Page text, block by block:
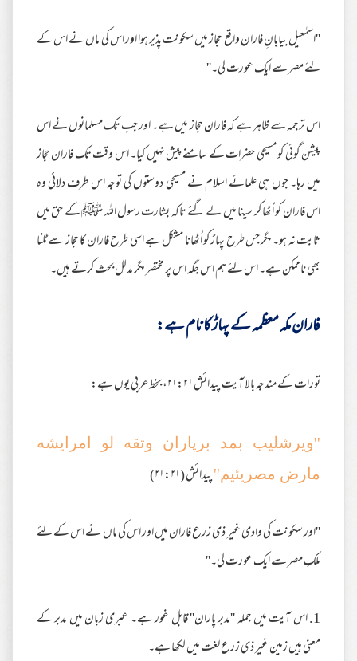
''اسمٰعیل بیابانِ فاران واقع حجاز میں سکونت پذیر ہوا اور اس کی ماں نے اس کے
لئے مصر سے ایک عورت لی۔''
اس ترجمہ سے ظاہر ہے کہ فاران حجاز میں ہے۔ اور جب تک مسلمانوں نے اس
پیشن گوئی کو مسیحی حضرات کے سامنے پیش نہیں کیا۔ اس وقت تک فاران حجاز
میں رہا۔ جوں ہی علمائے اسلام نے مسیحی دوستوں کی توجہ اس طرف دلائی وہ
اس فاران کو اُٹھا کر سینا میں لے گئے تاکہ بشارت رسول اللہ ﷺ کے حق میں
ثابت نہ ہو۔ مگر جس طرح پہاڑ کو اُٹھانا مشکل ہے اسی طرح فاران کا حجاز سے ٹلنا
بھی ناممکن ہے۔ اس لئے ہم اس جگہ اس پر مختصر مگر مدلل بحث کرتے ہیں۔
فاران مکہ معظمہ کے پہاڑ کا نام ہے:
تورات کے مندجہ بالا آیت پیدائش ۲۱:۲۱، بخط عربی یوں ہے:
''ویرشلیب بمد برپاران وتقه لو امرایشه
مارض مصریئیم''پیدائش (۲۱:۲۱)
''اور سكونت كی وادی غير ذی زرع فاران ميں اور اس كی ماں نے اس کے لئے
ملکِ مصر سے ایک عورت لی۔''
1. اس آیت میں جملہ ''مدبر پاران'' قابل غور ہے۔ عبری زبان میں مدبر کے
معنی ہیں زمین غیر ذی زرع لغت میں لکھا ہے۔